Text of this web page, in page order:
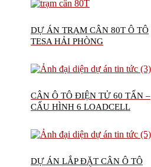
DỰ ÁN TRẠM CÂN 80T Ô TÔ
TESA HẢI PHÒNG
CÂN Ô TÔ ĐIỆN TỬ 60 TẤN –
CẤU HÌNH 6 LOADCELL
DỰ ÁN LẮP ĐẶT CÂN Ô TÔ